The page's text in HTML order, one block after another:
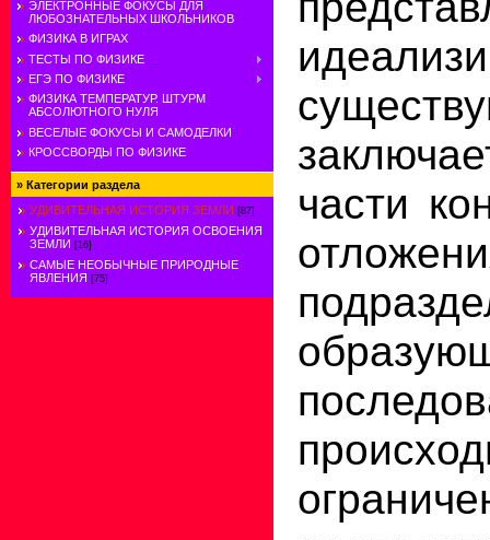
ЭЛЕКТРОННЫЕ ФОКУСЫ ДЛЯ
ЛЮБОЗНАТЕЛЬНЫХ ШКОЛЬНИКОВ
ФИЗИКА В ИГРАХ
ТЕСТЫ ПО ФИЗИКЕ
ЕГЭ ПО ФИЗИКЕ
ФИЗИКА ТЕМПЕРАТУР. ШТУРМ
АБСОЛЮТНОГО НУЛЯ
ВЕСЕЛЫЕ ФОКУСЫ И САМОДЕЛКИ
КРОССВОРДЫ ПО ФИЗИКЕ
» Категории раздела
УДИВИТЕЛЬНАЯ ИСТОРИЯ ЗЕМЛИ [87]
УДИВИТЕЛЬНАЯ ИСТОРИЯ ОСВОЕНИЯ
ЗЕМЛИ [16]
САМЫЕ НЕОБЫЧНЫЕ ПРИРОДНЫЕ
ЯВЛЕНИЯ [75]
части